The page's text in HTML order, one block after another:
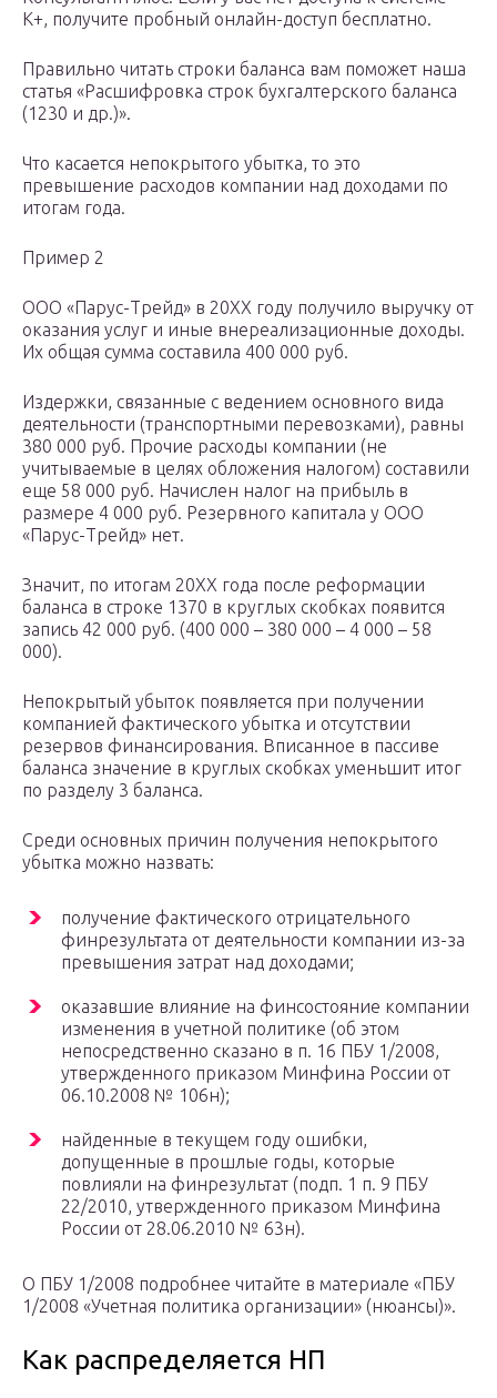
К+, получите пробный онлайн-доступ бесплатно.
Правильно читать строки баланса вам поможет наша
статья «Расшифровка строк бухгалтерского баланса
(1230 и др.)».
Что касается непокрытого убытка, то это
превышение расходов компании над доходами по
итогам года.
Пример 2
ООО «Парус-Трейд» в 20ХХ году получило выручку от
оказания услуг и иные внереализационные доходы.
Их общая сумма составила 400 000 руб.
Издержки, связанные с ведением основного вида
деятельности (транспортными перевозками), равны
380 000 руб. Прочие расходы компании (не
учитываемые в целях обложения налогом) составили
еще 58 000 руб. Начислен налог на прибыль в
размере 4 000 руб. Резервного капитала у ООО
«Парус-Трейд» нет.
Значит, по итогам 20ХХ года после реформации
баланса в строке 1370 в круглых скобках появится
запись 42 000 руб. (400 000 – 380 000 – 4 000 – 58
000).
Непокрытый убыток появляется при получении
компанией фактического убытка и отсутствии
резервов финансирования. Вписанное в пассиве
баланса значение в круглых скобках уменьшит итог
по разделу 3 баланса.
Среди основных причин получения непокрытого
убытка можно назвать:
получение фактического отрицательного
финрезультата от деятельности компании из-за
превышения затрат над доходами;
оказавшие влияние на финсостояние компании
изменения в учетной политике (об этом
непосредственно сказано в п. 16 ПБУ 1/2008,
утвержденного приказом Минфина России от
06.10.2008 № 106н);
найденные в текущем году ошибки,
допущенные в прошлые годы, которые
повлияли на финрезультат (подп. 1 п. 9 ПБУ
22/2010, утвержденного приказом Минфина
России от 28.06.2010 № 63н).
О ПБУ 1/2008 подробнее читайте в материале «ПБУ
1/2008 «Учетная политика организации» (нюансы)».
Как распределяется НП